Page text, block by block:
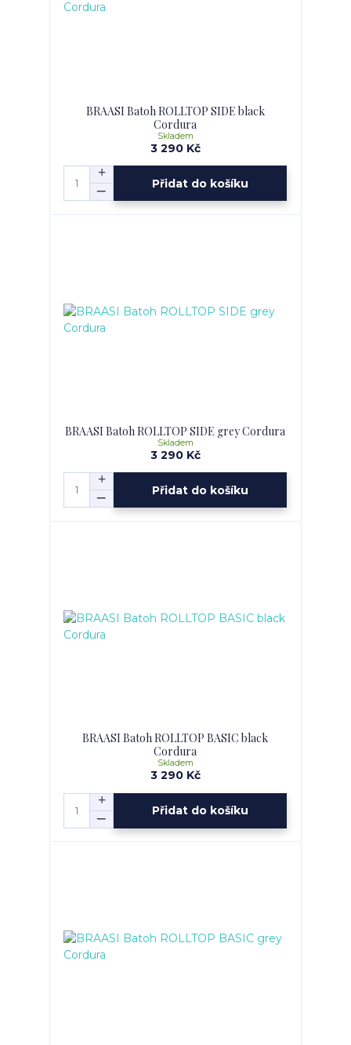
BRAASI Batoh ROLLTOP SIDE black
Cordura
3 290 Kč
Skladem
Přidat do košíku
BRAASI Batoh ROLLTOP SIDE grey Cordura
3 290 Kč
Skladem
Přidat do košíku
BRAASI Batoh ROLLTOP BASIC black
Cordura
3 290 Kč
Skladem
Přidat do košíku